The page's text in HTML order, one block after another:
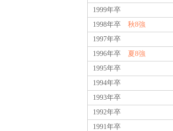
1999年卒
1998年卒 秋8強
1997年卒
1996年卒 夏8強
1995年卒
1994年卒
1993年卒
1992年卒
1991年卒